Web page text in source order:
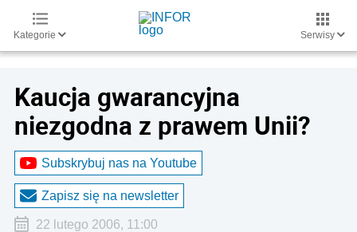
Kategorie Serwisy
Kaucja gwarancyjna
niezgodna z prawem Unii?
Subskrybuj nas na Youtube
Zapisz się na newsletter
22 lutego 2006, 11:00